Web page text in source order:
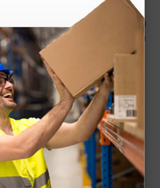
Shop e sono rimasto molto
di qualità, consegna
disponibile che ha risposto a
Consigliato
chiaro e corretto,